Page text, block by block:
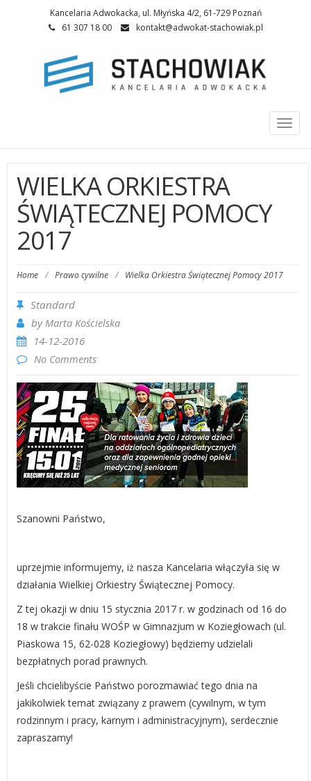
Kancelaria Adwokacka, ul. Młyńska 4/2, 61-729 Poznań
61 307 18 00
kontakt@adwokat-stachowiak.pl
WIELKA ORKIESTRA
ŚWIĄTECZNEJ POMOCY
2017
Home / Prawo cywilne / Wielka Orkiestra Świątecznej Pomocy 2017
Standard
byMarta Kościelska
14-12-2016
No Comments
Szanowni Państwo,
uprzejmie informujemy, iż nasza Kancelaria włączyła się w
działania Wielkiej Orkiestry Świątecznej Pomocy.
Z tej okazji w dniu 15 stycznia 2017 r. w godzinach od 16 do
18 w trakcie finału WOŚP w Gimnazjum w Koziegłowach (ul.
Piaskowa 15, 62-028 Koziegłowy) będziemy udzielali
bezpłatnych porad prawnych.
Jeśli chcielibyście Państwo porozmawiać tego dnia na
jakikolwiek temat związany z prawem (cywilnym, w tym
rodzinnym i pracy, karnym i administracyjnym), serdecznie
zapraszamy!